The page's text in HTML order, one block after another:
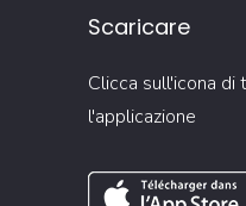
Scaricare
Clicca sull'icona di
l'applicazione